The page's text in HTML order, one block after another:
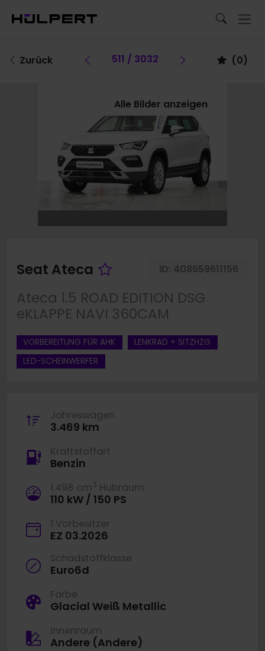
Zurück Vorheriges Fahrzeug
511 / 3032 Vorheriges
(0)
Alle Bilder anzeigen
Seat Ateca Fahrzeug merken
ID: 408659611156
Ateca 1.5 ROAD EDITION DSG
eKLAPPE NAVI 360CAM
VORBEREITUNG FÜR AHK
LENKRAD + SITZHZG
LED-SCHEINWERFER
Jahreswagen
3.469 km
Kraftstoffart
Benzin
1.498 cm 3 Hubraum
110 kW / 150 PS
1 Vorbesitzer
EZ 03.2026
Schadstoffklasse
Euro6d
Farbe
Glacial Weiß Metallic
Innenraum
Andere (Andere)